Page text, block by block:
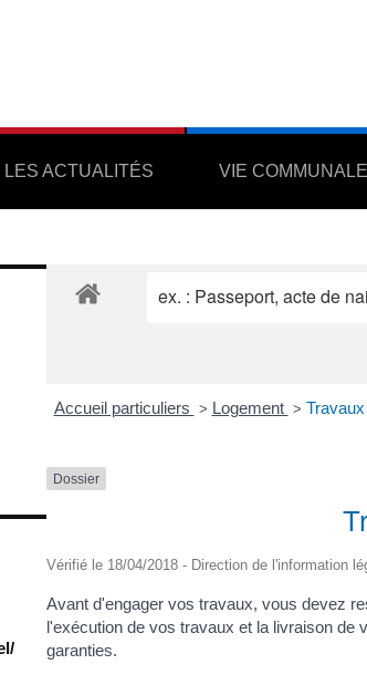
LES ACTUALITÉS VIE COMMUNALE
Accueil particuliers > Logement > Travaux
Dossier
Vérifié le 18/04/2018 - Direction de l'information
Avant d'engager vos travaux, vous devez
l'exécution de vos travaux et la livraison de
garanties.